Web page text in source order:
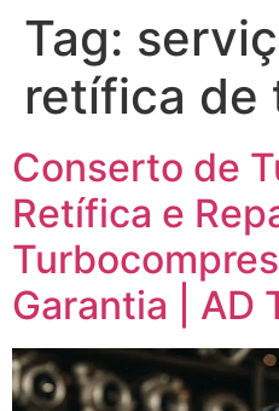
Tag:
retífica de
Conserto de
Retífica e
Garantia | AD